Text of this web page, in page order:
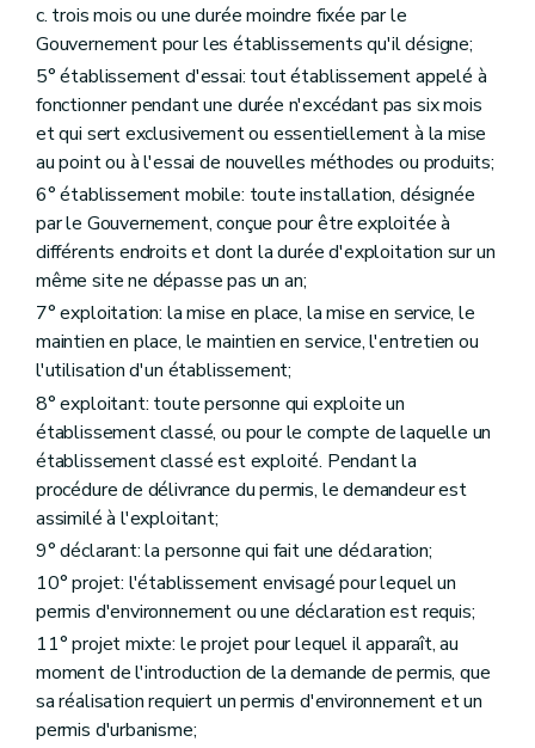
Section 3 Changement d'exploitant
Art. 60
Chapitre IX
Surveillance et mesures administratives
Section première Surveillance et inspection
Art. 61
Art. 62
Art. 63
Mesures de police administrative
Sous-section première Action sur le permis en l'absence d'infraction
Art. 64
Art. 65
Art. 66
Art. 67
Art. 68
Art. 69
Art. 70
Sous-section 2 Action sur l'établissement en l'absence d'infraction
Art. 71
Sous-section 3 Action sur le permis ou la déclaration en cas d'infraction
Art. 72
Art. 73
Sous-section 4 Action sur l'établissement en cas d'infraction
Art. 74
Art. 75
Section 3 Amendes administratives
Art. 76
Section 4 Obligation de notification périodique de données environnementales
Art.76
bis
Art.76ter
Art.76quater
Chapitre X Sanctions pénales
Art. 78
c. trois mois ou une durée moindre fixée par le
Gouvernement pour les établissements qu'il désigne;
5° établissement d'essai: tout établissement appelé à
fonctionner pendant une durée n'excédant pas six mois
et qui sert exclusivement ou essentiellement à la mise
au point ou à l'essai de nouvelles méthodes ou produits;
6° établissement mobile: toute installation, désignée
par le Gouvernement, conçue pour être exploitée à
différents endroits et dont la durée d'exploitation sur un
même site ne dépasse pas un an;
7° exploitation: la mise en place, la mise en service, le
maintien en place, le maintien en service, l'entretien ou
l'utilisation d'un établissement;
8° exploitant: toute personne qui exploite un
établissement classé, ou pour le compte de laquelle un
établissement classé est exploité. Pendant la
procédure de délivrance du permis, le demandeur est
assimilé à l'exploitant;
9° déclarant: la personne qui fait une déclaration;
10° projet: l'établissement envisagé pour lequel un
permis d'environnement ou une déclaration est requis;
11° projet mixte: le projet pour lequel il apparaît, au
moment de l'introduction de la demande de permis, que
sa réalisation requiert un permis d'environnement et un
permis d'urbanisme;